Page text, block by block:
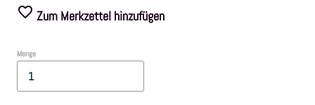
Zubehör
Frühling/Ostern
Maritim/Sommer
Zum Merkzettel hinzufügen
Menge